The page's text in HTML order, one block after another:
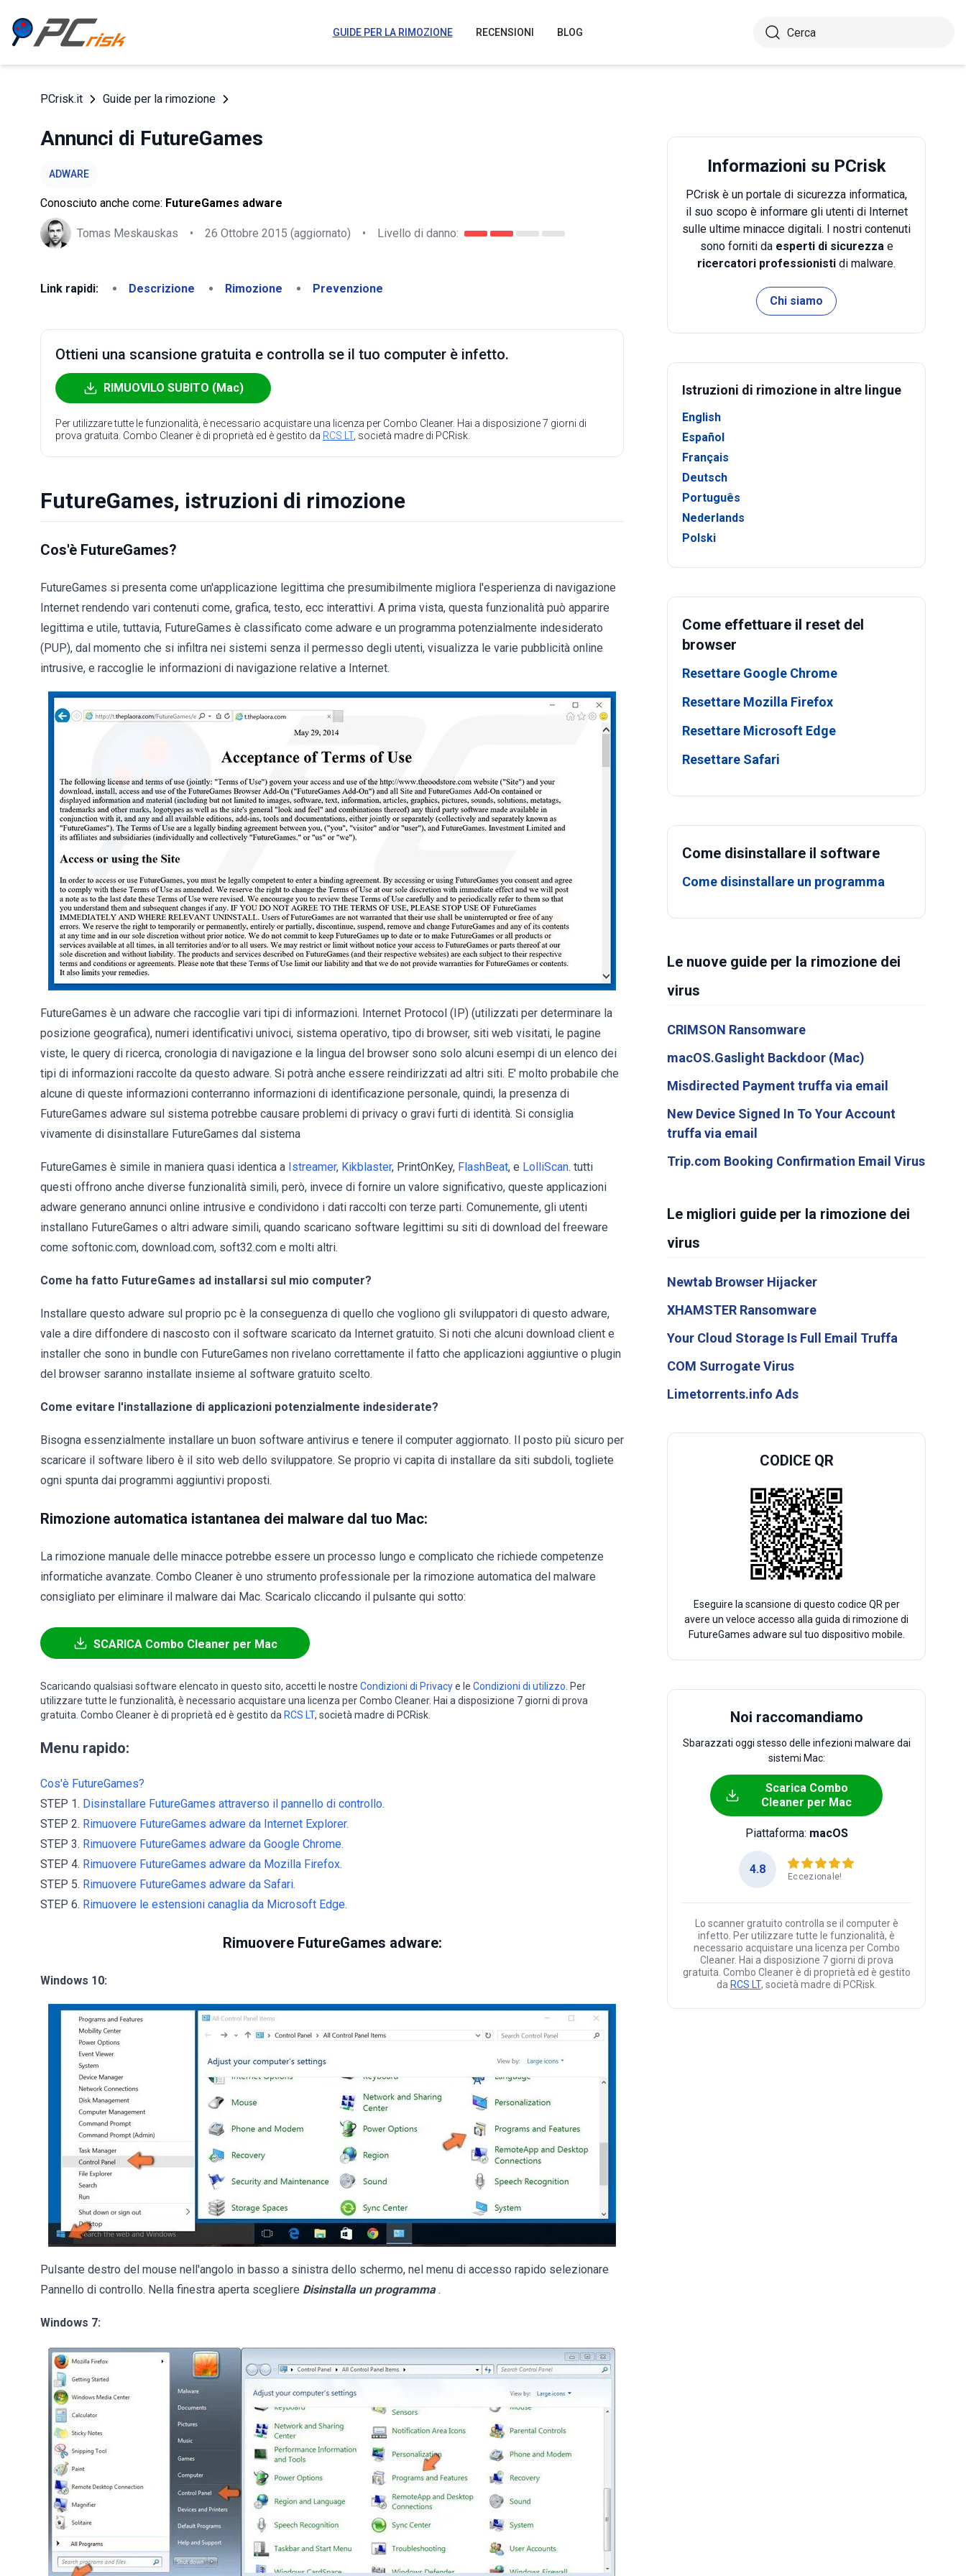
GUIDE PER LA RIMOZIONE RECENSIONI BLOG
PCrisk.it Guide per la rimozione
Annunci di FutureGames
ADWARE
Conosciuto anche come: FutureGames adware
Tomas Meskauskas • 26 Ottobre 2015 (aggiornato) • Livello di danno:
Link rapidi: Descrizione Rimozione Prevenzione
Ottieni una scansione gratuita e controlla se il tuo computer è infetto.
RIMUOVILO SUBITO (Mac)
Per utilizzare tutte le funzionalità, è necessario acquistare una licenza per Combo Cleaner. Hai a disposizione 7 giorni di
prova gratuita. Combo Cleaner è di proprietà ed è gestito da RCS LT, società madre di PCRisk.
FutureGames, istruzioni di rimozione
Cos'è FutureGames?
FutureGames si presenta come un'applicazione legittima che presumibilmente migliora l'esperienza di navigazione
Internet rendendo vari contenuti come, grafica, testo, ecc interattivi. A prima vista, questa funzionalità può apparire
legittima e utile, tuttavia, FutureGames è classificato come adware e un programma potenzialmente indesiderato
(PUP), dal momento che si infiltra nei sistemi senza il permesso degli utenti, visualizza le varie pubblicità online
intrusive, e raccoglie le informazioni di navigazione relative a Internet.
FutureGames è un adware che raccoglie vari tipi di informazioni. Internet Protocol (IP) (utilizzati per determinare la
posizione geografica), numeri identificativi univoci, sistema operativo, tipo di browser, siti web visitati, le pagine
viste, le query di ricerca, cronologia di navigazione e la lingua del browser sono solo alcuni esempi di un elenco dei
tipi di informazioni raccolte da questo adware. Si potrà anche essere reindirizzati ad altri siti. E' molto probabile che
alcune di queste informazioni conterranno informazioni di identificazione personale, quindi, la presenza di
FutureGames adware sul sistema potrebbe causare problemi di privacy o gravi furti di identità. Si consiglia
vivamente di disinstallare FutureGames dal sistema
FutureGames è simile in maniera quasi identica a Istreamer, Kikblaster, PrintOnKey, FlashBeat, e LolliScan. tutti
questi offrono anche diverse funzionalità simili, però, invece di fornire un valore significativo, queste applicazioni
adware generano annunci online intrusive e condividono i dati raccolti con terze parti. Comunemente, gli utenti
installano FutureGames o altri adware simili, quando scaricano software legittimi su siti di download del freeware
come softonic.com, download.com, soft32.com e molti altri.
Come ha fatto FutureGames ad installarsi sul mio computer?
Installare questo adware sul proprio pc è la conseguenza di quello che vogliono gli sviluppatori di questo adware,
vale a dire diffondere di nascosto con il software scaricato da Internet gratuito. Si noti che alcuni download client e
installer che sono in bundle con FutureGames non rivelano correttamente il fatto che applicazioni aggiuntive o plugin
del browser saranno installate insieme al software gratuito scelto.
Come evitare l'installazione di applicazioni potenzialmente indesiderate?
Bisogna essenzialmente installare un buon software antivirus e tenere il computer aggiornato. Il posto più sicuro per
scaricare il software libero è il sito web dello sviluppatore. Se proprio vi capita di installare da siti subdoli, togliete
ogni spunta dai programmi aggiuntivi proposti.
Rimozione automatica istantanea dei malware dal tuo Mac:
La rimozione manuale delle minacce potrebbe essere un processo lungo e complicato che richiede competenze
informatiche avanzate. Combo Cleaner è uno strumento professionale per la rimozione automatica del malware
consigliato per eliminare il malware dai Mac. Scaricalo cliccando il pulsante qui sotto:
SCARICA Combo Cleaner per Mac
Scaricando qualsiasi software elencato in questo sito, accetti le nostre Condizioni di Privacye le Condizioni di utilizzo . Per
utilizzare tutte le funzionalità, è necessario acquistare una licenza per Combo Cleaner. Hai a disposizione 7 giorni di prova
gratuita. Combo Cleaner è di proprietà ed è gestito da RCS LT, società madre di PCRisk.
Menu rapido:
Cos'è FutureGames?
STEP 1. Disinstallare FutureGames attraverso il pannello di controllo.
STEP 2. Rimuovere FutureGames adware da Internet Explorer.
STEP 3. Rimuovere FutureGames adware da Google Chrome.
STEP 4. Rimuovere FutureGames adware da Mozilla Firefox.
STEP 5. Rimuovere FutureGames adware da Safari.
STEP 6. Rimuovere le estensioni canaglia da Microsoft Edge.
Rimuovere FutureGames adware:
Windows 10:
Pulsante destro del mouse nell'angolo in basso a sinistra dello schermo, nel menu di accesso rapido selezionare
Pannello di controllo. Nella finestra aperta scegliere Disinstalla un programma .
Windows 7:
Informazioni su PCrisk
PCrisk è un portale di sicurezza informatica,
il suo scopo è informare gli utenti di Internet
sulle ultime minacce digitali. I nostri contenuti
sono forniti da esperti di sicurezzae
ricercatori professionisti di malware.
Chi siamo
Istruzioni di rimozione in altre lingue
English
Español
Français
Deutsch
Português
Nederlands
Polski
Come effettuare il reset del
browser
Resettare Google Chrome
Resettare Mozilla Firefox
Resettare Microsoft Edge
Resettare Safari
Come disinstallare il software
Come disinstallare un programma
Le nuove guide per la rimozione dei
virus
CRIMSON Ransomware
macOS.Gaslight Backdoor (Mac)
Misdirected Payment truffa via email
New Device Signed In To Your Account
truffa via email
Trip.com Booking Confirmation Email Virus
Le migliori guide per la rimozione dei
virus
Newtab Browser Hijacker
XHAMSTER Ransomware
Your Cloud Storage Is Full Email Truffa
COM Surrogate Virus
Limetorrents.info Ads
CODICE QR
Eseguire la scansione di questo codice QR per
avere un veloce accesso alla guida di rimozione di
FutureGames adware sul tuo dispositivo mobile.
Noi raccomandiamo
Sbarazzati oggi stesso delle infezioni malware dai
sistemi Mac:
Scarica Combo
Cleaner per Mac
Piattaforma: macOS
4.8
Eccezionale!
Lo scanner gratuito controlla se il computer è
infetto. Per utilizzare tutte le funzionalità, è
necessario acquistare una licenza per Combo
Cleaner. Hai a disposizione 7 giorni di prova
gratuita. Combo Cleaner è di proprietà ed è gestito
da RCS LT, società madre di PCRisk.